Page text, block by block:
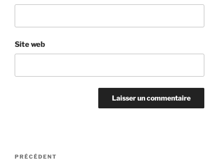
Site web
Navigation
Article
PRÉCÉDENT